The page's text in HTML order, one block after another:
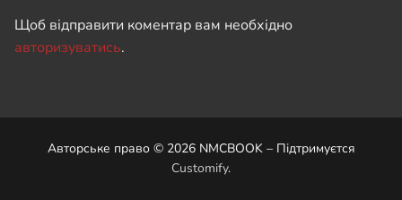
Щоб відправити коментар вам необхідно
авторизуватись.
Авторське право © 2026 NMCBOOK – Підтримуєтся
Customify.